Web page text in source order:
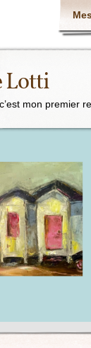
Lotti
mon premier